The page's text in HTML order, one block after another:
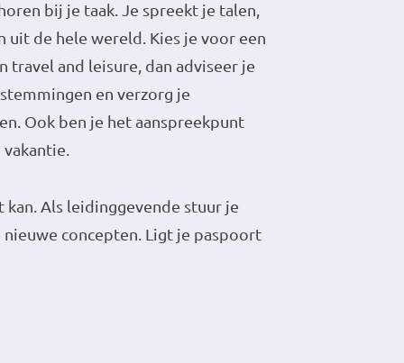
bij je taak. Je spreekt je talen,
uit de hele wereld. Kies je voor een
and leisure, dan adviseer je
en verzorg je
Ook ben je het aanspreekpunt
kan. Als leidinggevende stuur je
concepten. Ligt je paspoort